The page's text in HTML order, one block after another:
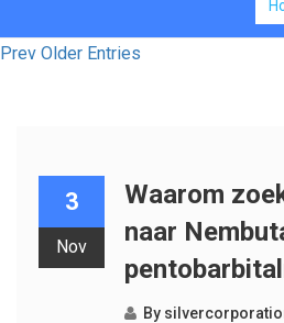
Prev Older Entries
3
Nov
Waarom
naar
By